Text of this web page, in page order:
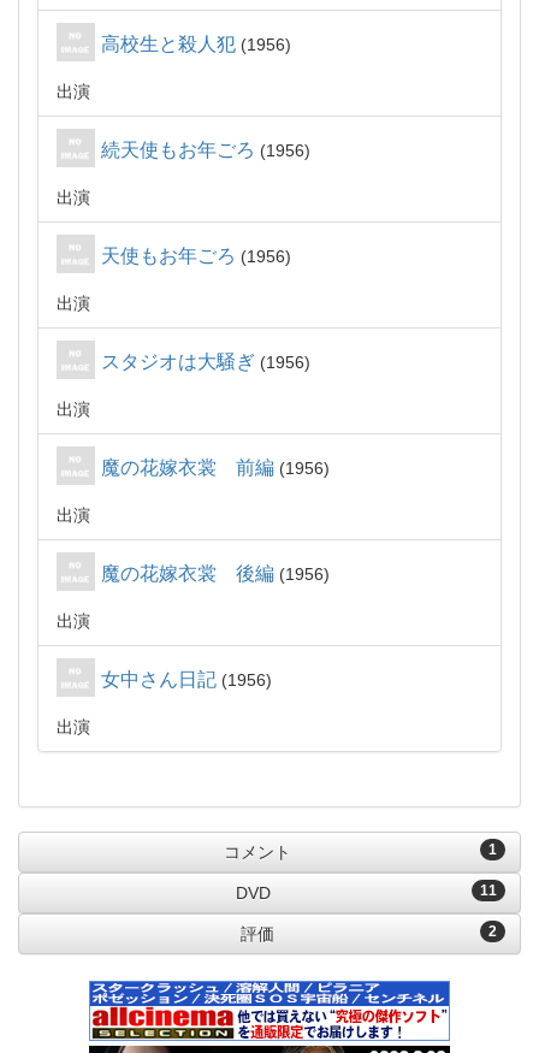
高校生と殺人犯 1956
出演
続天使もお年ごろ 1956
出演
天使もお年ごろ 1956
出演
スタジオは大騒ぎ 1956
出演
魔の花嫁衣裳 前編 1956
出演
魔の花嫁衣裳 後編 1956
出演
女中さん日記 1956
出演
1
コメント
11
DVD
2
評価